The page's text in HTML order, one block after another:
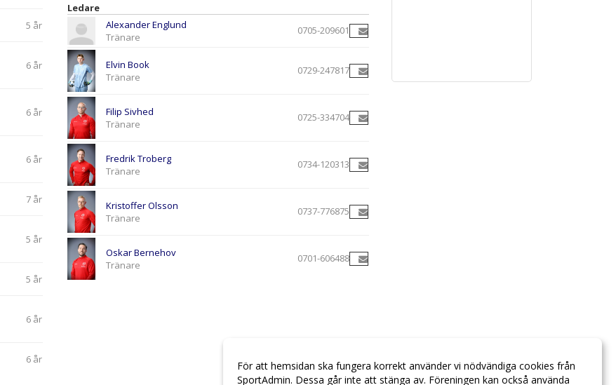
5 år
6 år
6 år
6 år
7 år
5 år
5 år
6 år
6 år
Ledare
Alexander Englund
Tränare
0705-209601
Elvin Book
Tränare
0729-247817
Filip Sivhed
Tränare
0725-334704
Fredrik Troberg
Tränare
0734-120313
Kristoffer Olsson
Tränare
0737-776875
Oskar Bernehov
Tränare
0701-606488
För att hemsidan ska fungera korrekt använder vi nödvändiga cookies från
SportAdmin. Dessa går inte att stänga av. Föreningen kan också använda